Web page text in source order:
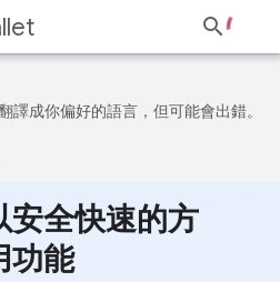
譯成你偏好的語言，但可能會出錯。
安全快速的方
功能